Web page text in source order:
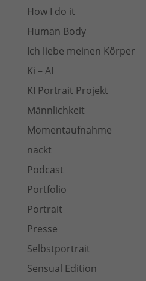
How I do it
Human Body
Ich liebe meinen Körper
Ki – AI
KI Portrait Projekt
Männlichkeit
Momentaufnahme
nackt
Podcast
Portfolio
Portrait
Presse
Selbstportrait
Sensual Edition